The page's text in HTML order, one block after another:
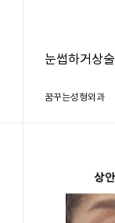
눈썹하거상술
꿈꾸는성형외과